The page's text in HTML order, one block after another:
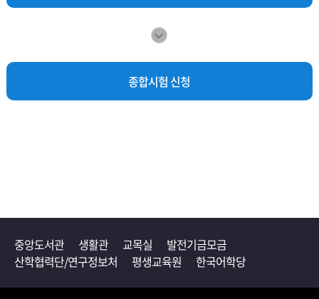
종합시험 신청
중앙도서관 생활관 교목실
발전기금모금
산학협력단/연구정보처
평생교육원 한국어학당